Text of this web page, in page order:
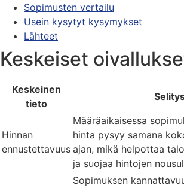
Sopimusten vertailu
Usein kysytyt kysymykset
Lähteet
Keskeiset
Keskeinen
tieto
Hinnan
ennustettavuus
Määräaikaisessa
hinta pysyy samana
ajan, mikä helpottaa
ja suojaa hintojen
Sopimuksen